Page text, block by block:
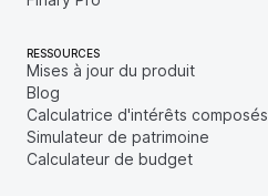
RESSOURCES
Mises à jour du produit
Blog
Calculatrice d'intérêts composés
Simulateur de patrimoine
Calculateur de budget